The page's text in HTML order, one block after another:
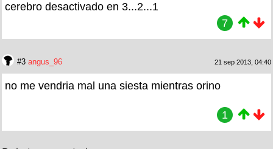
cerebro desactivado en 3...2...1
7
#3 angus_96 21 sep 2013, 04:40
no me vendria mal una siesta mientras orino
1